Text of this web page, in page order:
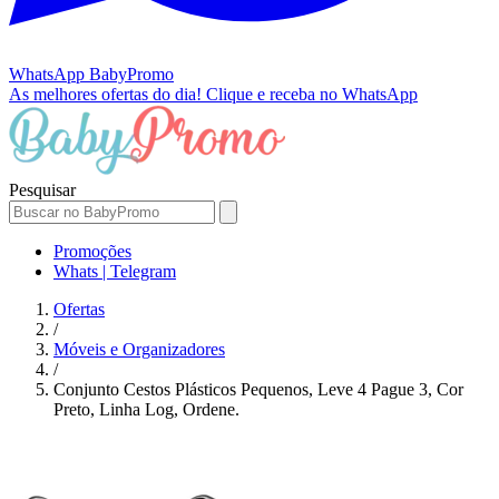
WhatsApp BabyPromo
As melhores ofertas do dia! Clique e receba no WhatsApp
Pesquisar
Promoções
Whats | Telegram
Ofertas
/
Móveis e Organizadores
/
Conjunto Cestos Plásticos Pequenos, Leve 4 Pague 3, Cor
Preto, Linha Log, Ordene.